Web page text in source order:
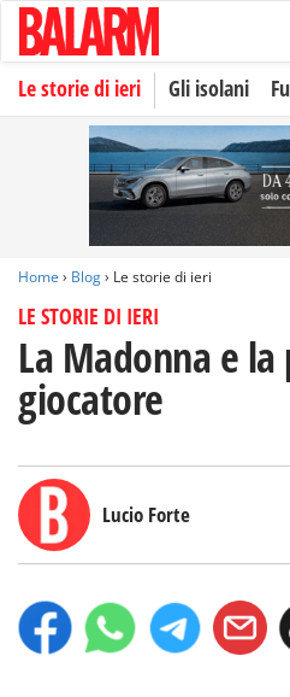
Le storie di ieri Gli isolani
Home › Blog› Le storie di ieri
LE STORIE DI IERI
La Madonna e
giocatore
Lucio Forte